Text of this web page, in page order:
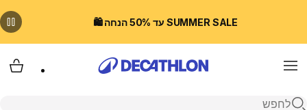
SUMMER SALE עד 50% הנחה 🛍️
Menu
פתיחת חיפוש